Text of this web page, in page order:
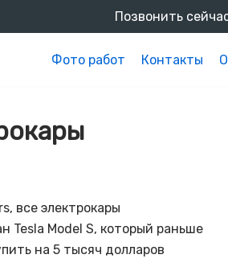
Позвонить
Фото работ Контакты
все электрокары
Tesla Model S, который раньше
на 5 тысяч долларов